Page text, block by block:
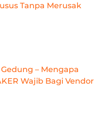
Tanpa Merusak
– Mengapa
Wajib Bagi Vendor